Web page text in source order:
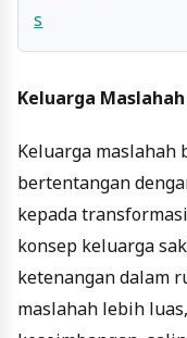
Keluarga
Keluarga maslahah
bertentangan
kepada
konsep keluarga
ketenangan dalam
maslahah lebih